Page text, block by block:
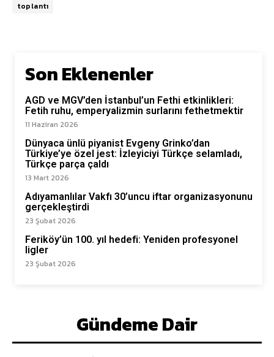
toplantı
Son Eklenenler
AGD ve MGV’den İstanbul’un Fethi etkinlikleri:
Fetih ruhu, emperyalizmin surlarını fethetmektir
11 Haziran 2026
Dünyaca ünlü piyanist Evgeny Grinko’dan
Türkiye’ye özel jest: İzleyiciyi Türkçe selamladı,
Türkçe parça çaldı
13 Mart 2026
Adıyamanlılar Vakfı 30’uncu iftar organizasyonunu
gerçekleştirdi
23 Şubat 2026
Feriköy’ün 100. yıl hedefi: Yeniden profesyonel
ligler
23 Şubat 2026
Gündeme Dair